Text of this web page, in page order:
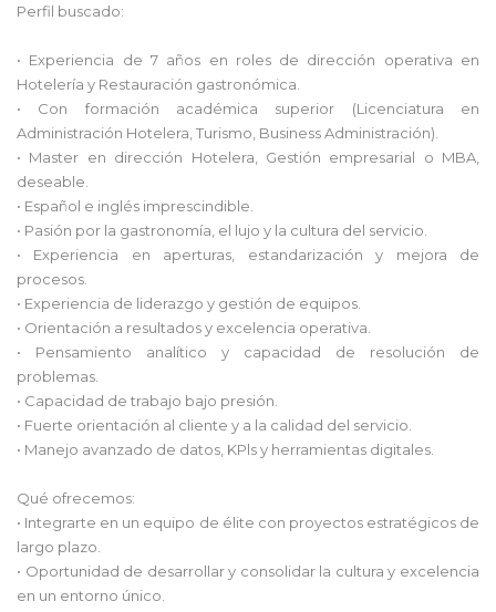
Perfil buscado:
• Experiencia de 7 años en roles de dirección operativa en
Hotelería y Restauración gastronómica.
• Con formación académica superior (Licenciatura en
Administración Hotelera, Turismo, Business Administración).
• Master en dirección Hotelera, Gestión empresarial o MBA,
deseable.
• Español e inglés imprescindible.
• Pasión por la gastronomía, el lujo y la cultura del servicio.
• Experiencia en aperturas, estandarización y mejora de
procesos.
• Experiencia de liderazgo y gestión de equipos.
• Orientación a resultados y excelencia operativa.
• Pensamiento analítico y capacidad de resolución de
problemas.
• Capacidad de trabajo bajo presión.
• Fuerte orientación al cliente y a la calidad del servicio.
• Manejo avanzado de datos, KPls y herramientas digitales.
Qué ofrecemos:
• Integrarte en un equipo de élite con proyectos estratégicos de
largo plazo.
• Oportunidad de desarrollar y consolidar la cultura y excelencia
en un entorno único.